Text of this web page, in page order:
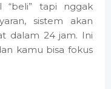
tapi nggak
sistem akan
dalam 24 jam. Ini
kamu bisa fokus